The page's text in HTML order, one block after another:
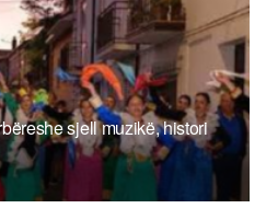
sjell muzikë, histori